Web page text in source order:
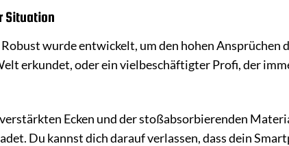
Situation
wurde entwickelt, um den hohen Ansprüchen
erkundet, oder ein vielbeschäftigter Profi, der
Ecken und der stoßabsorbierenden
Du kannst dich darauf verlassen, dass dein